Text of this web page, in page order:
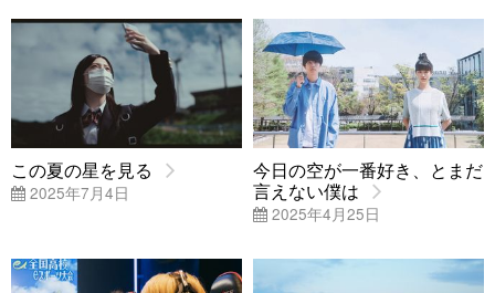
この夏の星を見る
2025年7月4日
今日の空が一番好き、とまだ
言えない僕は
2025年4月25日